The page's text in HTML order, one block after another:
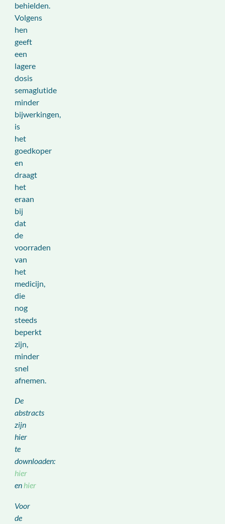
behielden.
Volgens
hen
geeft
een
lagere
dosis
semaglutide
minder
bijwerkingen,
is
het
goedkoper
en
draagt
het
eraan
bij
dat
de
voorraden
van
het
medicijn,
die
nog
steeds
beperkt
zijn,
minder
snel
afnemen.
De
abstracts
zijn
hier
te
downloaden:
hier
en hier
Voor
de